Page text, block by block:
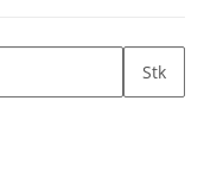
Stk